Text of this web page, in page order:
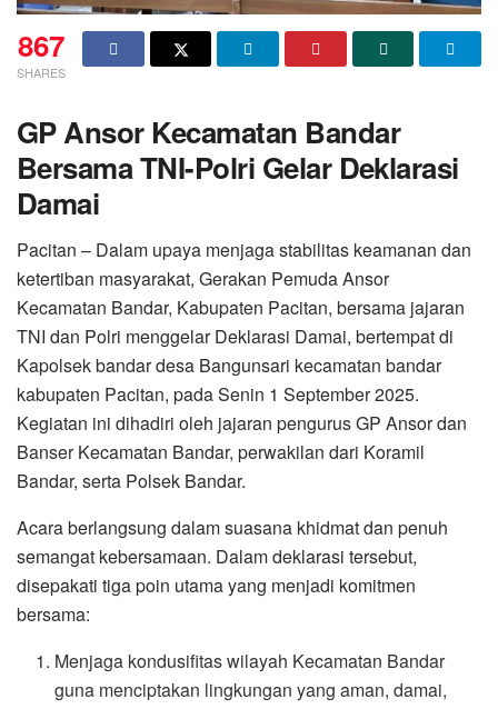
867
SHARES
GP Ansor Kecamatan Bandar
Bersama TNI-Polri Gelar Deklarasi
Damai
Pacitan – Dalam upaya menjaga stabilitas keamanan dan
ketertiban masyarakat, Gerakan Pemuda Ansor
Kecamatan Bandar, Kabupaten Pacitan, bersama jajaran
TNI dan Polri menggelar Deklarasi Damai, bertempat di
Kapolsek bandar desa Bangunsari kecamatan bandar
kabupaten Pacitan, pada Senin 1 September 2025.
Kegiatan ini dihadiri oleh jajaran pengurus GP Ansor dan
Banser Kecamatan Bandar, perwakilan dari Koramil
Bandar, serta Polsek Bandar.
Acara berlangsung dalam suasana khidmat dan penuh
semangat kebersamaan. Dalam deklarasi tersebut,
disepakati tiga poin utama yang menjadi komitmen
bersama:
Menjaga kondusifitas wilayah Kecamatan Bandar
guna menciptakan lingkungan yang aman, damai,